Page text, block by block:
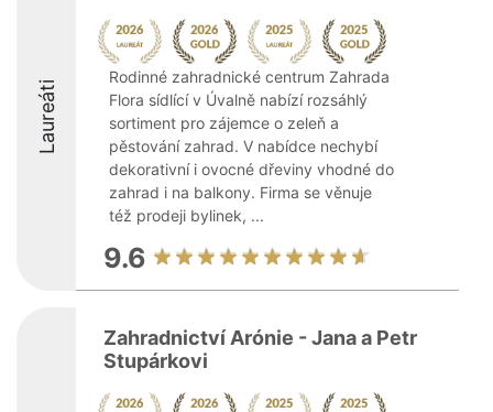
Laureáti
Rodinné zahradnické centrum Zahrada
Flora sídlící v Úvalně nabízí rozsáhlý
sortiment pro zájemce o zeleň a
pěstování zahrad. V nabídce nechybí
dekorativní i ovocné dřeviny vhodné do
zahrad i na balkony. Firma se věnuje
též prodeji bylinek, ...
9.6
Zahradnictví Arónie - Jana a Petr
Stupárkovi